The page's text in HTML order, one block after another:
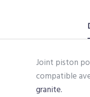
Joint piston
compatible
granite.